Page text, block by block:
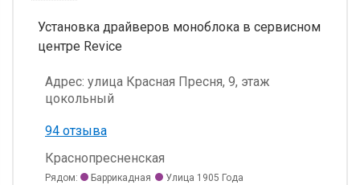
Установка драйверов моноблока в сервисном
центре Revice
Адрес: улица Красная Пресня, 9, этаж
цокольный
94 отзыва
Краснопресненская
Рядом: Баррикадная Улица 1905 Года